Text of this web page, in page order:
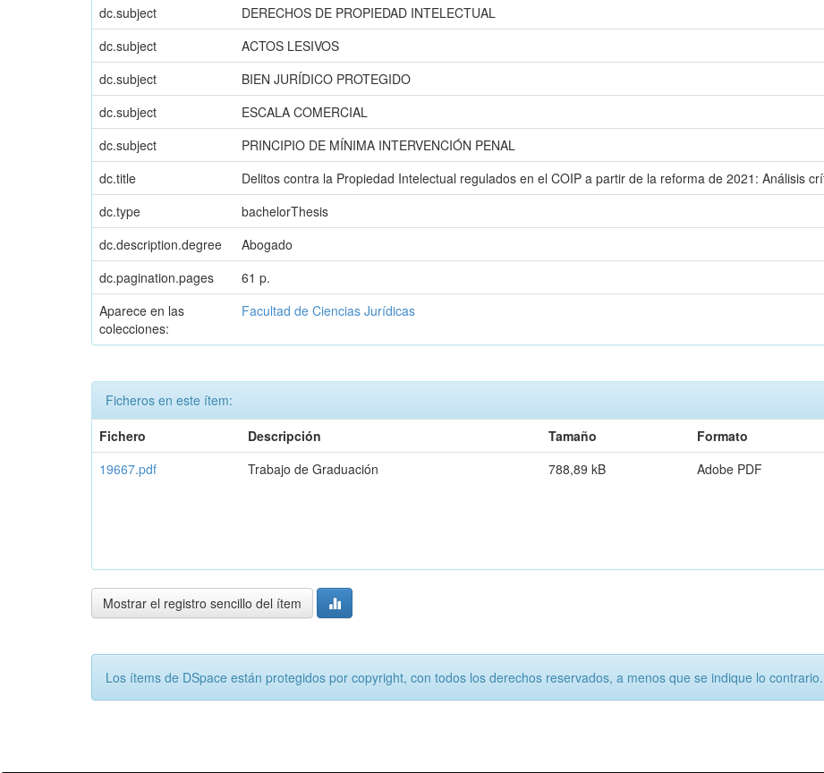
dc.subject
DERECHOS DE PROPIEDAD INTELECTUAL
dc.subject
ACTOS LESIVOS
dc.subject
BIEN JURÍDICO PROTEGIDO
dc.subject
ESCALA COMERCIAL
dc.subject
PRINCIPIO DE MÍNIMA INTERVENCIÓN PENAL
dc.title
Delitos contra la Propiedad Intelectual regulados en el COIP a partir de la reforma de 2021: Análisis
dc.type
bachelorThesis
dc.description.degree
Abogado
dc.pagination.pages
61 p.
Aparece en las
colecciones:
Facultad de Ciencias Jurídicas
Ficheros en este ítem:
Fichero
Descripción Tamaño
Formato
19667.pdf
Trabajo de Graduación 788,89 kB Adobe PDF
Mostrar el registro sencillo del ítem
Los ítems de DSpace están protegidos por copyright, con todos los derechos reservados, a menos que se indique lo contrario.